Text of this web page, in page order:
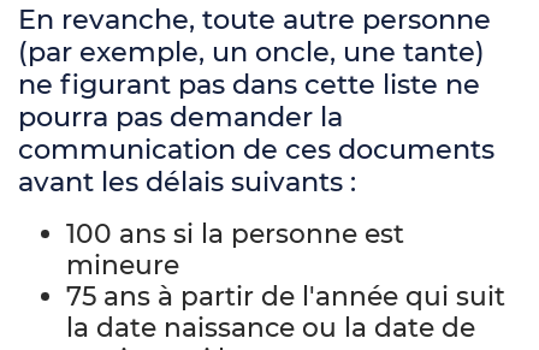
En revanche, toute autre personne
(par exemple, un oncle, une tante)
ne figurant pas dans cette liste ne
pourra pas demander la
communication de ces documents
avant les délais suivants :
100 ans si la personne est
mineure
75 ans à partir de l'année qui suit
la date naissance ou la date de